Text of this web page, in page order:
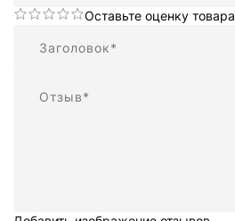
Оставьте оценку товара